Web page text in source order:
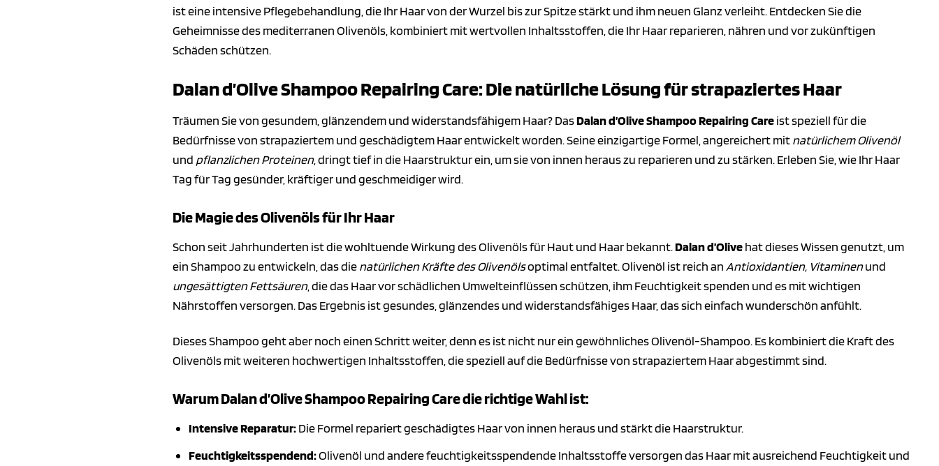
ist eine intensive Pflegebehandlung, die Ihr Haar von der Wurzel bis zur Spitze stärkt und ihm neuen Glanz verleiht. Entdecken Sie die
Geheimnisse des mediterranen Olivenöls, kombiniert mit wertvollen Inhaltsstoffen, die Ihr Haar reparieren, nähren und vor zukünftigen
Schäden schützen.
Dalan d’Olive Shampoo Repairing Care: Die natürliche Lösung für strapaziertes Haar
Träumen Sie von gesundem, glänzendem und widerstandsfähigem Haar? DasDalan d’Olive Shampoo Repairing Careist speziell für die
Bedürfnisse von strapaziertem und geschädigtem Haar entwickelt worden. Seine einzigartige Formel, angereichert mitnatürlichem Olivenöl
und pflanzlichen Proteinen, dringt tief in die Haarstruktur ein, um sie von innen heraus zu reparieren und zu stärken. Erleben Sie, wie Ihr Haar
Tag für Tag gesünder, kräftiger und geschmeidiger wird.
Die Magie des Olivenöls für Ihr Haar
Schon seit Jahrhunderten ist die wohltuende Wirkung des Olivenöls für Haut und Haar bekannt.Dalan d’Olivehat dieses Wissen genutzt, um
ein Shampoo zu entwickeln, das dienatürlichen Kräfte des Olivenölsoptimal entfaltet. Olivenöl ist reich anAntioxidantien, Vitaminenund
ungesättigten Fettsäuren, die das Haar vor schädlichen Umwelteinflüssen schützen, ihm Feuchtigkeit spenden und es mit wichtigen
Nährstoffen versorgen. Das Ergebnis ist gesundes, glänzendes und widerstandsfähiges Haar, das sich einfach wunderschön anfühlt.
Dieses Shampoo geht aber noch einen Schritt weiter, denn es ist nicht nur ein gewöhnliches Olivenöl-Shampoo. Es kombiniert die Kraft des
Olivenöls mit weiteren hochwertigen Inhaltsstoffen, die speziell auf die Bedürfnisse von strapaziertem Haar abgestimmt sind.
Warum Dalan d’Olive Shampoo Repairing Care die richtige Wahl ist:
Intensive Reparatur:Die Formel repariert geschädigtes Haar von innen heraus und stärkt die Haarstruktur.
Feuchtigkeitsspendend:Olivenöl und andere feuchtigkeitsspendende Inhaltsstoffe versorgen das Haar mit ausreichend Feuchtigkeit und